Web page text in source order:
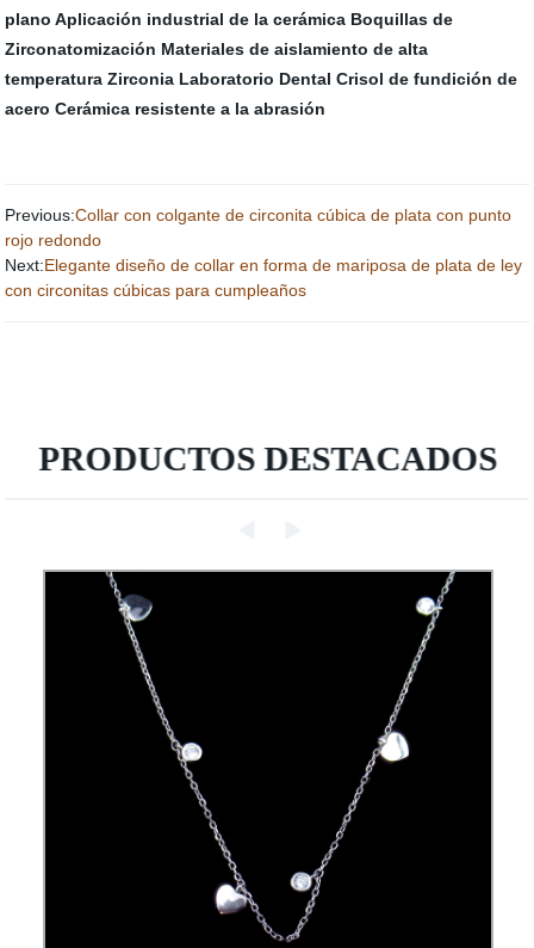
plano Aplicación industrial de la cerámica Boquillas de
Zirconatomización Materiales de aislamiento de alta
temperatura Zirconia Laboratorio Dental Crisol de fundición de
acero Cerámica resistente a la abrasión
Previous:Collar con colgante de circonita cúbica de plata con punto
rojo redondo
Next:Elegante diseño de collar en forma de mariposa de plata de ley
con circonitas cúbicas para cumpleaños
PRODUCTOS DESTACADOS